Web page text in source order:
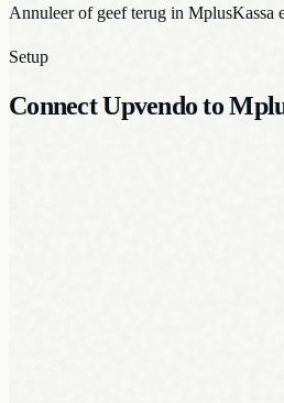
Annuleer of geef terug in MplusKassa
Setup
Connect Upvendo to